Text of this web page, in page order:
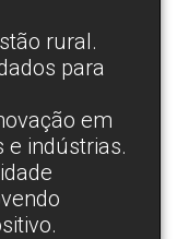
rural.
para
em
e indústrias.